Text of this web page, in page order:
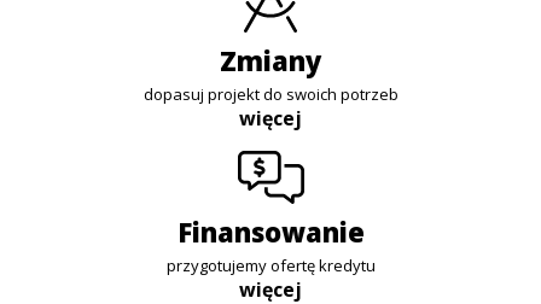
zmiany
dopasuj projekt do swoich potrzeb
więcej
finansowanie
przygotujemy ofertę kredytu
więcej